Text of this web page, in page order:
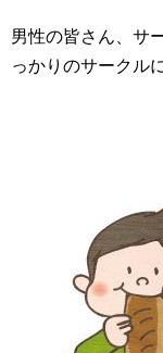
男性の皆さん、サ
っかりのサークル